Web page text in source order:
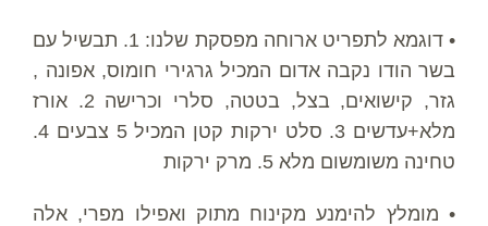
• דוגמא לתפריט ארוחה מפסקת שלנו: 1. תבשיל עם
בשר הודו נקבה אדום המכיל גרגירי חומוס, אפונה ,
גזר, קישואים, בצל, בטטה, סלרי וכרישה 2. אורז
מלא+עדשים 3. סלט ירקות קטן המכיל 5 צבעים 4.
טחינה משומשום מלא 5. מרק ירקות
• מומלץ להימנע מקינוח מתוק ואפילו מפרי, אלה